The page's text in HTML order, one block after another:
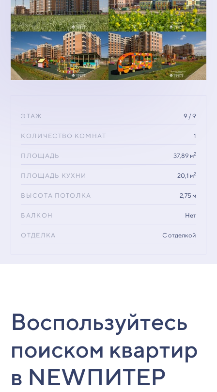
ЭТАЖ 9 / 9
КОЛИЧЕСТВО КОМНАТ 1
ПЛОЩАДЬ 37,89 м2
ПЛОЩАДЬ КУХНИ 20,1 м2
ВЫСОТА ПОТОЛКА 2,75 м
БАЛКОН Нет
ОТДЕЛКА С отделкой
Воспользуйтесь
поиском квартир
в NEWПИТЕР